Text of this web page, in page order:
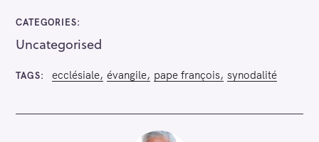
CATEGORIES
Uncategorised
TAGS ecclésiale évangile pape françois synodalité